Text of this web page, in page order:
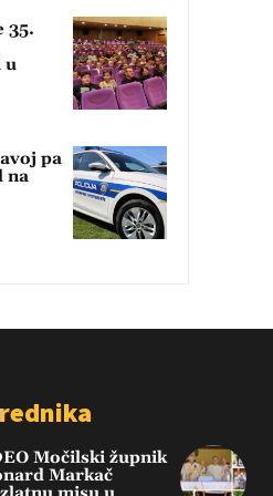
35.
u
pa
na
Močilski župnik
Markač